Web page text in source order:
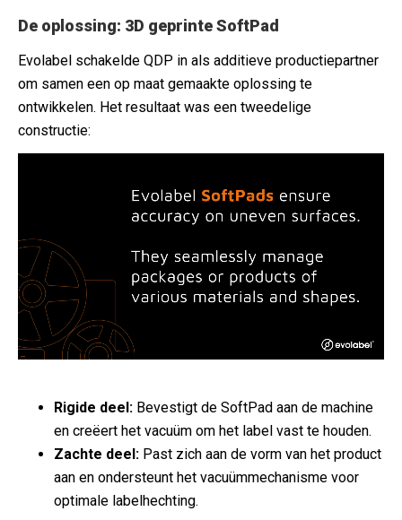
De oplossing: 3D geprinte SoftPad
Evolabel schakelde QDP in als additieve productiepartner
om samen een op maat gemaakte oplossing te
ontwikkelen. Het resultaat was een tweedelige
constructie:
Rigide deel: Bevestigt de SoftPad aan de machine
en creëert het vacuüm om het label vast te houden.
Zachte deel: Past zich aan de vorm van het product
aan en ondersteunt het vacuümmechanisme voor
optimale labelhechting.